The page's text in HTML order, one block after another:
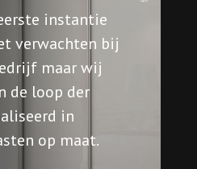
instantie
verwachten bij
maar wij
de loop der
in
op maat.